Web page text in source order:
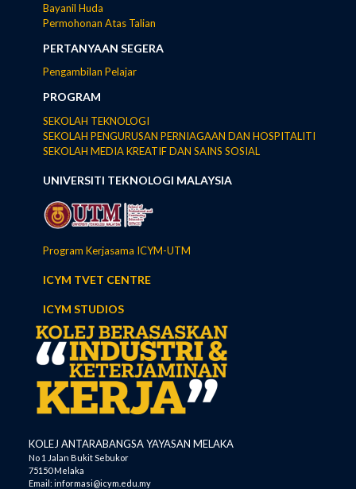
Bayanil Huda
Permohonan Atas Talian
PERTANYAAN SEGERA
Pengambilan Pelajar
PROGRAM
SEKOLAH TEKNOLOGI
SEKOLAH PENGURUSAN PERNIAGAAN DAN HOSPITALITI
SEKOLAH MEDIA KREATIF DAN SAINS SOSIAL
UNIVERSITI TEKNOLOGI MALAYSIA
Program Kerjasama ICYM-UTM
ICYM TVET CENTRE
ICYM STUDIOS
KOLEJ ANTARABANGSA YAYASAN MELAKA
No 1 Jalan Bukit Sebukor
75150 Melaka
Email: informasi@icym.edu.my